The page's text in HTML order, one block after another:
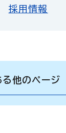
採用情報
る他のページ